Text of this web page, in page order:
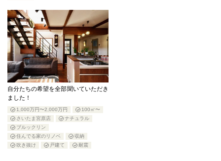
自分たちの希望を全部聞いていただき
ました！
1,000万円〜2,000万円
100㎡〜
さいたま宮原店
ナチュラル
ブルックリン
住んでる家のリノベ
収納
吹き抜け
戸建て 耐震